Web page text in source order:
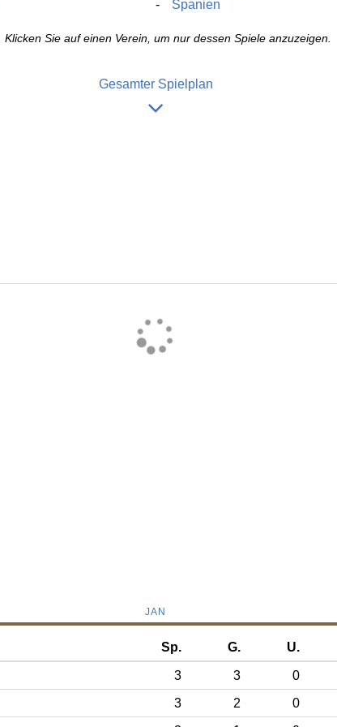
Spanien
Klicken Sie auf einen Verein, um nur dessen Spiele anzuzeigen.
Gesamter Spielplan
JAN
Sp. G. U.
3 3 0
3 2 0